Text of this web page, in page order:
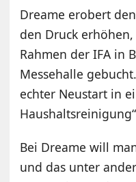
Dreame erobert
den Druck
Rahmen der IFA in
Messehalle
echter Neustart in
Bei Dreame will
und das unter